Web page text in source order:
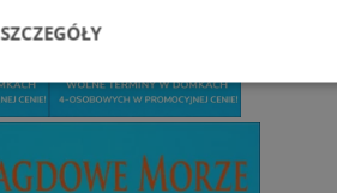
Wydajność
Niesklasyfikowane